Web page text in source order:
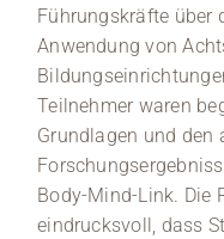
Führungskräfte über
Anwendung von
Teilnehmer waren
Grundlagen und den
Body-Mind-Link. Die
eindrucksvoll, dass